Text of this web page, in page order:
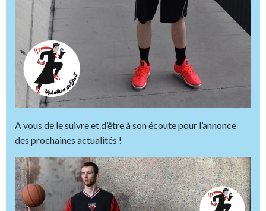
A vous de le suivre et d’être à son écoute pour l’annonce
des prochaines actualités !